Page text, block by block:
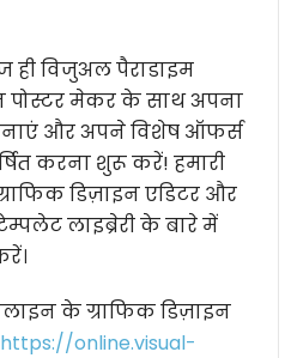
ही विजुअल पैराडाइम
मेकर के साथ अपना
और अपने विशेष ऑफर्स
करना शुरू करें! हमारी
डिज़ाइन एडिटर और
लाइब्रेरी के बारे में
के ग्राफिक डिज़ाइन
https://online.visual-